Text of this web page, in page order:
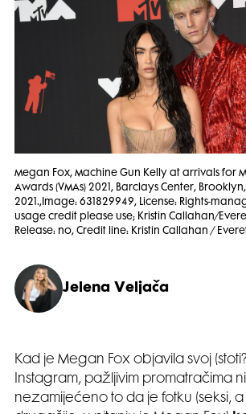
Megan Fox, Machine Gun Kelly at arrivals for
Awards (VMAs) 2021, Barclays Center,
2021.,Image: 631829949, License: Rights-
usage credit please use; Kristin Callahan/
Release: no, Credit line: Kristin Callahan /
Jelena Veljača
Kad je Megan Fox objavila svoj
Instagram, pažljivim promatračima
nezamijećeno to da je fotku (seksi,